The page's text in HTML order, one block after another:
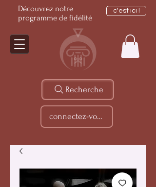
Découvrez notre
programme de fidélité
c'est ici !
Recherche
connectez-vous...